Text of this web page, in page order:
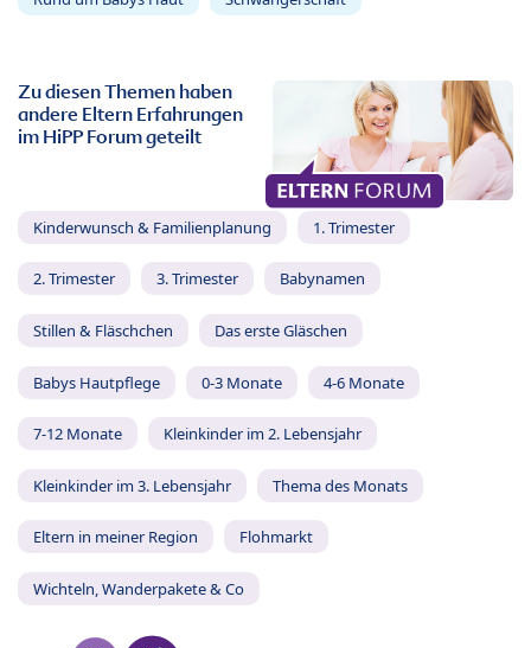
Zu diesen Themen haben
andere Eltern Erfahrungen
im HiPP Forum geteilt
Kinderwunsch & Familienplanung 1. Trimester
2. Trimester 3. Trimester Babynamen
Stillen & Fläschchen Das erste Gläschen
Babys Hautpflege 0-3 Monate 4-6 Monate
7-12 Monate Kleinkinder im 2. Lebensjahr
Kleinkinder im 3. Lebensjahr Thema des Monats
Eltern in meiner Region Flohmarkt
Wichteln, Wanderpakete & Co